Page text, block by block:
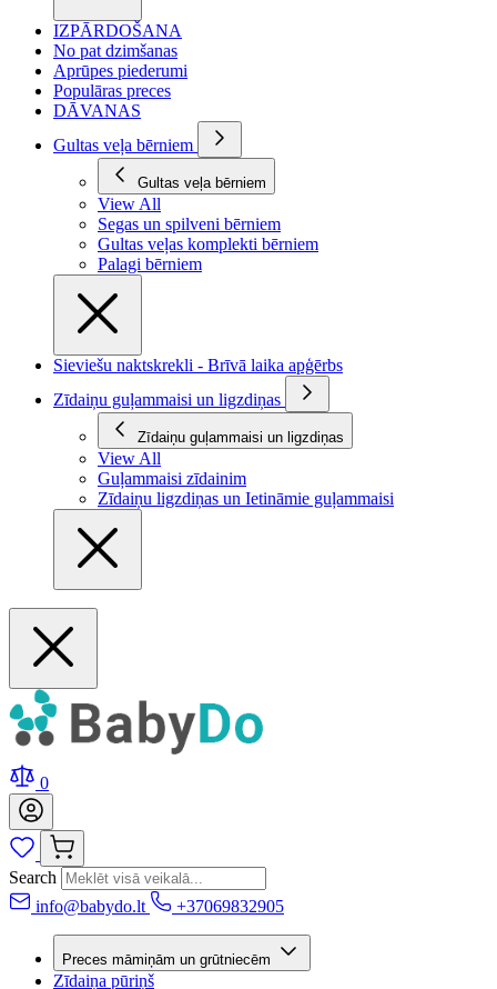
IZPĀRDOŠANA
No pat dzimšanas
Aprūpes piederumi
Populāras preces
DĀVANAS
Gultas veļa bērniem
Gultas veļa bērniem
View All
Segas un spilveni bērniem
Gultas veļas komplekti bērniem
Palagi bērniem
Sieviešu naktskrekli - Brīvā laika apģērbs
Zīdaiņu guļammaisi un ligzdiņas
Zīdaiņu guļammaisi un ligzdiņas
View All
Guļammaisi zīdainim
Zīdaiņu ligzdiņas un Ietināmie guļammaisi
0
Search
info@babydo.lt
+37069832905
Preces māmiņām un grūtniecēm
Zīdaiņa pūriņš